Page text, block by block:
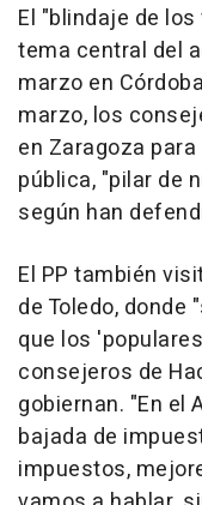
El "blindaje de
tema central del
marzo en
marzo, los
en Zaragoza
pública, "pilar de
según han
El PP también
de Toledo,
que los
consejeros de
gobiernan. "En el
bajada de
impuestos,